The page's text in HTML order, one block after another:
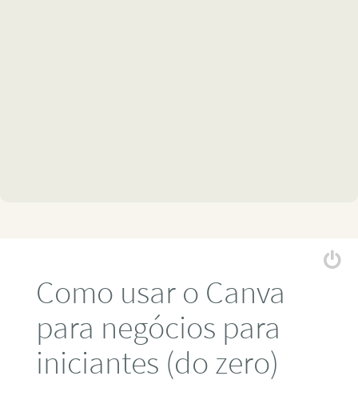
Como usar o Canva
para negócios para
iniciantes (do zero)